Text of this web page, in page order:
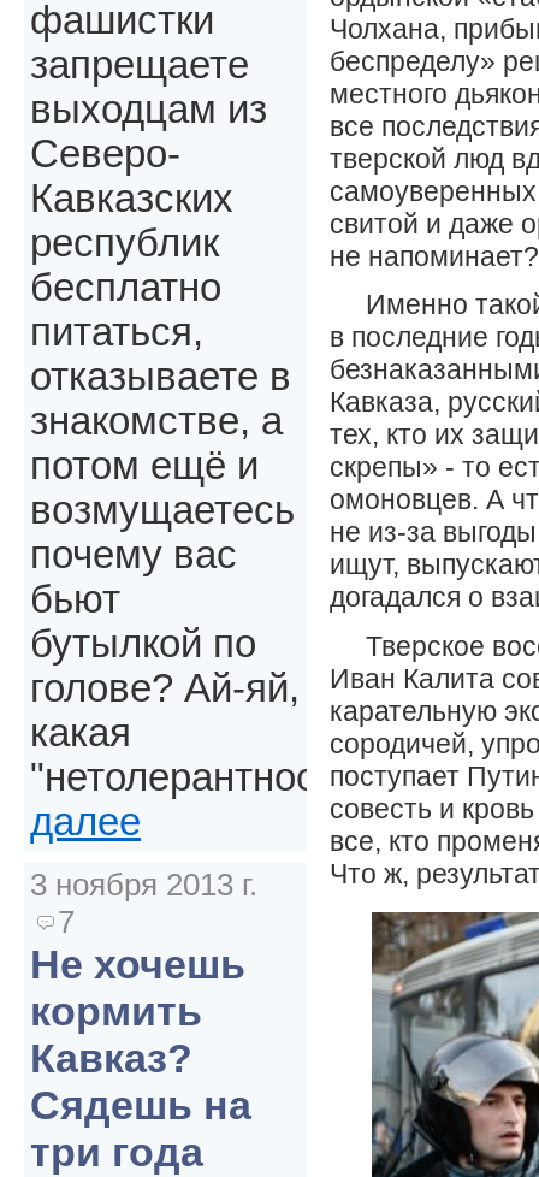
Чолхана,
беспределу»
местного
все
тверской люд
самоуверенных
свитой и даже
не напоминает?
Именно
в последние
Кавказа,
тех, кто их
скрепы» - то
омоновцев. А
не из-за
ищут,
догадался о
Тверское
Иван Калита
карательную
сородичей,
поступает
совесть и
все, кто
Что ж,
фашистки
запрещаете
выходцам из
Северо-
Кавказских
республик
бесплатно
питаться,
отказываете в
знакомстве, а
потом ещё и
возмущаетесь
почему вас
бьют
бутылкой по
голове? Ай-яй,
какая
"нетолерантность".
далее
3 ноября 2013 г.
7
Не хочешь
кормить
Кавказ?
Сядешь на
три года